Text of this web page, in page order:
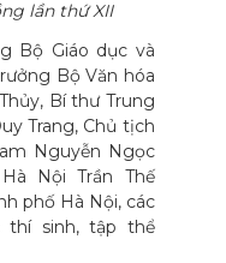
lần thứ XII
Bộ Giáo dục và
Bộ Văn hóa
Bí thư Trung
Trang, Chủ tịch
Nguyễn Ngọc
Nội Trần Thế
phố Hà Nội, các
thí sinh, tập thể